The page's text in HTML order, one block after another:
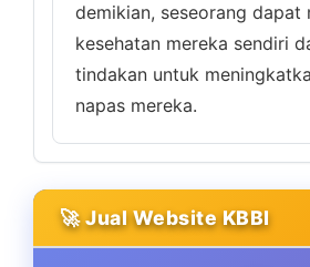
demikian, seseorang dapat
kesehatan mereka sendiri
tindakan untuk
napas mereka.
🚀 Jual Website KBBI